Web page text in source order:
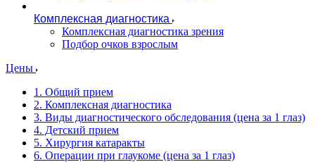
Комплексная диагностика
Комплексная диагностика зрения
Подбор очков взрослым
Цены
1. Общий прием
2. Комплексная диагностика
3. Виды диагностического обследования (цена за 1 глаз)
4. Детский прием
5. Хирургия катаракты
6. Операции при глаукоме (цена за 1 глаз)